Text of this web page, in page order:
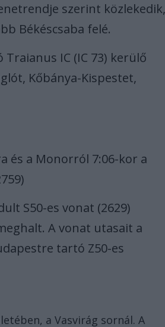
szerint
Békéscsaba felé.
IC (IC 73) kerülő
Kőbánya-Kispestet,
és a Monorról 7:06-kor a
S50-es vonat (2629)
A vonat utasait a
tartó Z50-es
a Vasvirág sornál. A